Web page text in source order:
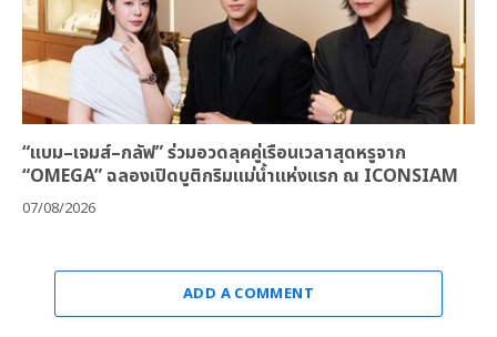
“แบม–เจมส์–กลัฟ” ร่วมอวดลุคคู่เรือนเวลาสุดหรูจาก
“OMEGA” ฉลองเปิดบูติกริมแม่น้ำแห่งแรก ณ ICONSIAM
07/08/2026
ADD A COMMENT